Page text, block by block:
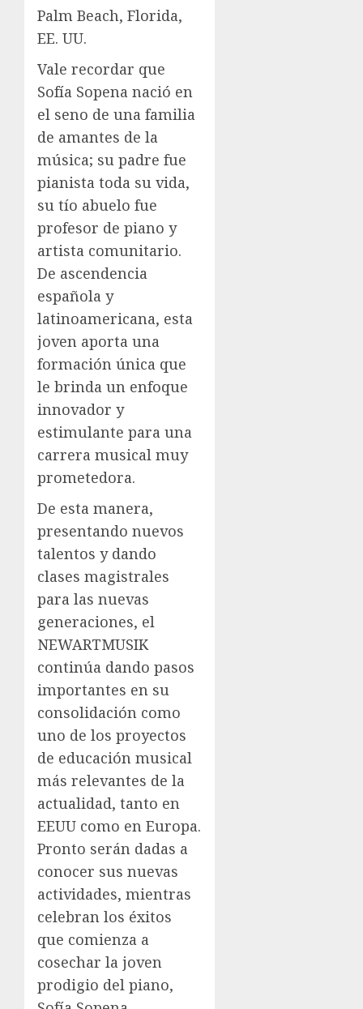
Palm Beach, Florida,
EE. UU.
Vale recordar que
Sofía Sopena nació en
el seno de una familia
de amantes de la
música; su padre fue
pianista toda su vida,
su tío abuelo fue
profesor de piano y
artista comunitario.
De ascendencia
española y
latinoamericana, esta
joven aporta una
formación única que
le brinda un enfoque
innovador y
estimulante para una
carrera musical muy
prometedora.
De esta manera,
presentando nuevos
talentos y dando
clases magistrales
para las nuevas
generaciones, el
NEWARTMUSIK
continúa dando pasos
importantes en su
consolidación como
uno de los proyectos
de educación musical
más relevantes de la
actualidad, tanto en
EEUU como en Europa.
Pronto serán dadas a
conocer sus nuevas
actividades, mientras
celebran los éxitos
que comienza a
cosechar la joven
prodigio del piano,